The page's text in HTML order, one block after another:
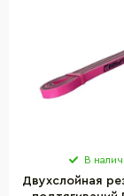
В
Двухслойная